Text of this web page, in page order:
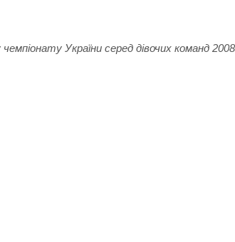
України серед дівочих команд 2008